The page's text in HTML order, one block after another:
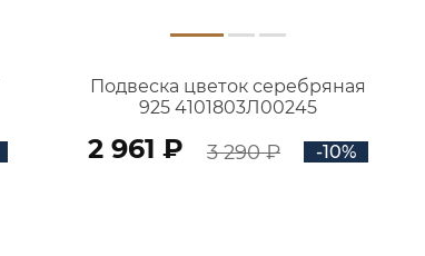
Подвеска цветок серебряная
925 4101803Л00245
2 961 ₽ 3 290 ₽ -10%